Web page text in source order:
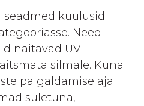
seadmed kuulusid
Need
näitavad UV-
silmale. Kuna
paigaldamise ajal
suletuna,